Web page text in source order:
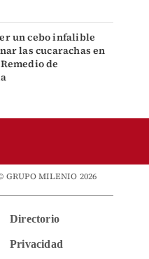
un cebo infalible
las cucarachas en
de
GRUPO MILENIO 2026
Directorio
Privacidad